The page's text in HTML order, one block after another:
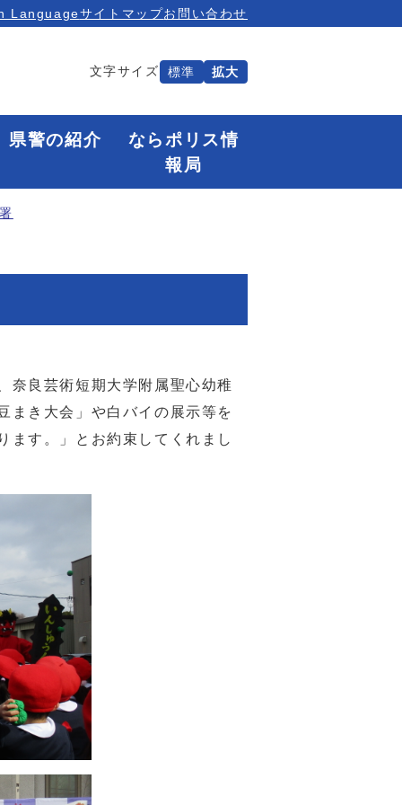
Languageサイトマップお問い合わせ
文字サイズ 標準 拡大
県警の紹介
ならポリス情
報局
良芸術短期大学附属聖心幼稚
まき大会」や白バイの展示等を
ます。」とお約束してくれまし